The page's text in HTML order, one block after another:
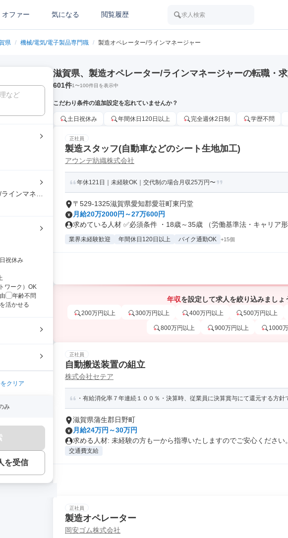
オファー 気になる 閲覧履歴 求人検索
県 / 機械/電気/電子製品専門職 / 製造オペレーター/ラインマネージャー
インマネー
祝休み
ワーク）OK
年齢不問
活かせる
クリア
み
を受信
滋賀県、製造オペレーター/ラインマネージャーの転職・
601件1〜100件目を表示中
こだわり条件の追加設定を忘れていませんか？
土日祝休み 年間休日120日以上 完全週休2日制 学歴不問
正社員
製造スタッフ(自動車などのシート生地加工)
アウンデ紡織株式会社
年休121日｜未経験OK｜交代制の場合月収25万円〜
〒529-1325滋賀県愛知郡愛荘町東円堂
月給20万2000円～27万600円
求めている人材 ✅必須条件 ・18歳～35歳 （労働基準法・キャリア形
業界未経験歓迎 年間休日120日以上 バイク通勤OK +15個
年収を設定して求人を絞り込みましょ
200万円以上 300万円以上 400万円以上 500万円以上
800万円以上 900万円以上 1000
正社員
自動搬送装置の組立
株式会社セテア
・有給消化率７年連続１００％・決算時、従業員に決算賞与にて還元する方針
滋賀県蒲生郡日野町
月給24万円～30万円
求める人材: 未経験の方も一から指導いたしますのでご安心ください。
交通費支給
正社員
製造オペレーター
岡安ゴム株式会社